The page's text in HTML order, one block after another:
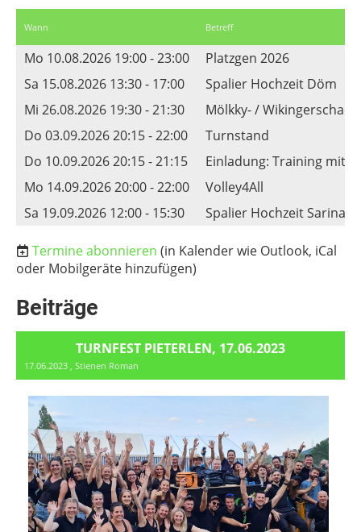
Wann Betreff
Mo 10.08.2026 19:00 - 23:00
Platzgen 2026
Sa 15.08.2026 13:30 - 17:00
Spalier Hochzeit Döm
Mi 26.08.2026 19:30 - 21:30
Mölkky- /
Do 03.09.2026 20:15 - 22:00
Turnstand
Do 10.09.2026 20:15 - 21:15
Einladung: Training mit
Mo 14.09.2026 20:00 - 22:00
Volley4All
Sa 19.09.2026 12:00 - 15:30
Spalier Hochzeit Sarina
Termine abonnieren (in Kalender wie Outlook, iCal
oder Mobilgeräte hinzufügen)
Beiträge
TURNFEST PIETERLEN, 17.06.2023
17.06.2023 , Stienen Roman